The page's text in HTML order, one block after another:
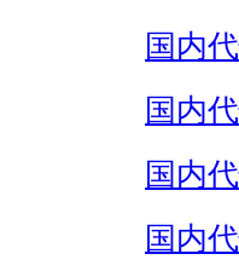
国内
国内
国内
国内